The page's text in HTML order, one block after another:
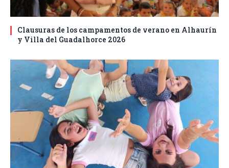
Clausuras de los campamentos de verano en Alhaurín
y Villa del Guadalhorce 2026